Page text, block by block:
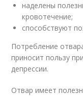
наделены
кровотечение;
способствуют
Потребление
приносит пользу
депрессии.
Отвар имеет